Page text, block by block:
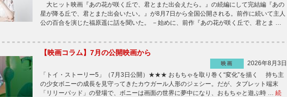
大ヒット映画『あの花が咲く丘で、君とまた出会えたら。』の続編にして完結編『あの
星が降る丘で、君とまた出会いたい。』が8月7日から全国公開される。前作に続いて主人
公の百合を演じた福原遥に話を聞いた。 －始めに、前作『あの花が咲く丘で、君とま …
【映画コラム】7月の公開映画から
映画
2026年8月3日
「トイ・ストーリー5」（7月3日公開）★★★ おもちゃを取り巻く“変化”を描く 持ち主
の少女ボニーの成長を見守ってきたカウガール人形のジェシー。だが、タブレット端末
「リリーパッド」の登場で、ボニーは画面の世界に夢中になり、おもちゃと遊ぶ時 … 続